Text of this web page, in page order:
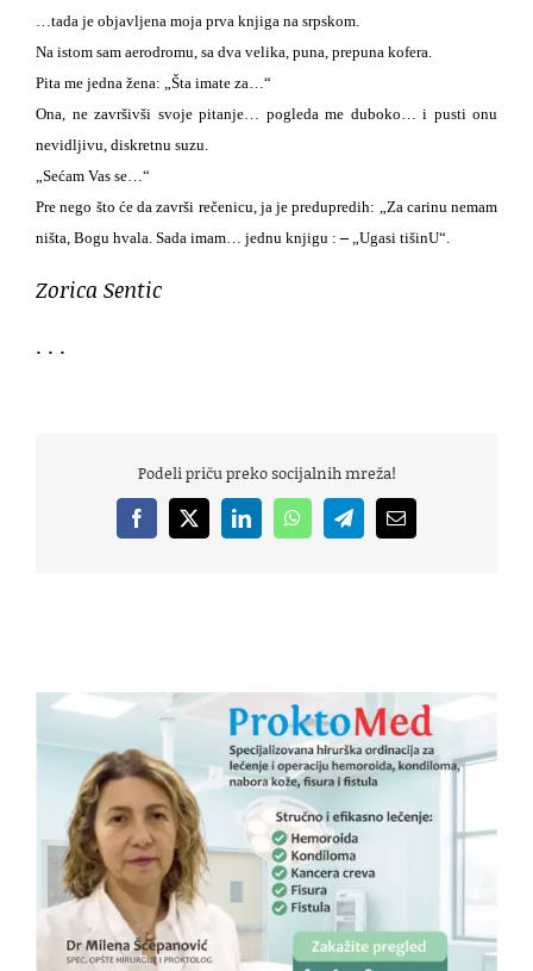
…tada je objavljena moja prva knjiga na srpskom.
Na istom sam aerodromu, sa dva velika, puna, prepuna kofera.
Pita me jedna žena:
Šta imate za… “
Ona, ne završivši svoje pitanje… pogleda me duboko… i pusti onu
nevidljivu, diskretnu suzu.
Sećam Vas se… “
Pre nego što će da završi rečenicu, ja je predupredih:
Za carinu nemam
ništa, Bogu hvala. Sada imam… jednu knjigu : – „Ugasi tišinU“.
Zorica Sentic
. . .
Podeli priču preko socijalnih mreža!
Facebook
X LinkedInWhatsAppTelegramEmail